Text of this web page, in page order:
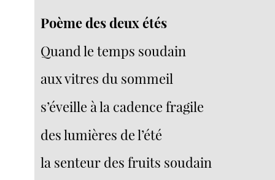
Poème des deux étés
Quand le temps soudain
aux vitres du sommeil
s’éveille à la cadence fragile
des lumières de l’été
la senteur des fruits soudain